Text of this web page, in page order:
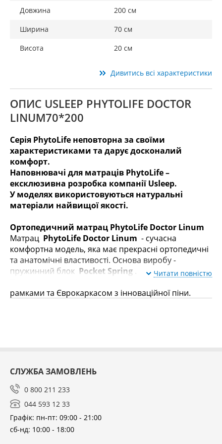
Довжина
200 см
Ширина
70 см
Висота
20 см
Дивитись всі характеристики
ОПИС USLEEP PHYTOLIFE DOCTOR
LINUM70*200
Серія PhytoLife неповторна за своїми
характеристиками та дарує досконалий
комфорт.
Наповнювачі для матраців PhytoLife –
ексклюзивна розробка компанії Usleep.
У моделях використовуються натуральні
матеріали найвищої якості.
Ортопедичний матрац PhytoLife Doctor Linum
Матрац PhytoLife Doctor Linum - сучасна
комфортна модель, яка має прекрасні ортопедичні
та анатомічні властивості. Основа виробу -
пружинний блок Pocket Spring .
рамками та Єврокаркасом з інноваційної піни.
час сну забезпечує матеріал
складається з натурального льону та мікроволокон.
Чохол виробу виготовлений із високоміцного
жаккарда. Він не перешкоджає природній
вентиляції матраца, а також відрізняється
підвищеною практичністю.
Читати повністю
СЛУЖБА ЗАМОВЛЕНЬ
0 800 211 233
044 593 12 33
Графік: пн-пт: 09:00 - 21:00
сб-нд: 10:00 - 18:00